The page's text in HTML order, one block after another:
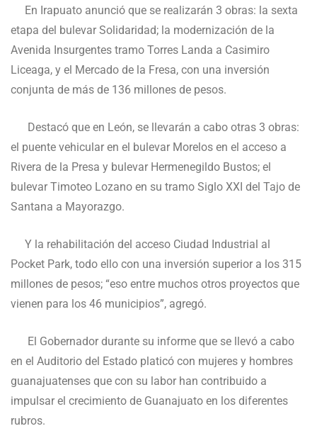
En Irapuato anunció que se realizarán 3 obras: la sexta
etapa del bulevar Solidaridad; la modernización de la
Avenida Insurgentes tramo Torres Landa a Casimiro
Liceaga, y el Mercado de la Fresa, con una inversión
conjunta de más de 136 millones de pesos.
Destacó que en León, se llevarán a cabo otras 3 obras:
el puente vehicular en el bulevar Morelos en el acceso a
Rivera de la Presa y bulevar Hermenegildo Bustos; el
bulevar Timoteo Lozano en su tramo Siglo XXI del Tajo de
Santana a Mayorazgo.
Y la rehabilitación del acceso Ciudad Industrial al
Pocket Park, todo ello con una inversión superior a los 315
millones de pesos; “eso entre muchos otros proyectos que
vienen para los 46 municipios”, agregó.
El Gobernador durante su informe que se llevó a cabo
en el Auditorio del Estado platicó con mujeres y hombres
guanajuatenses que con su labor han contribuido a
impulsar el crecimiento de Guanajuato en los diferentes
rubros.